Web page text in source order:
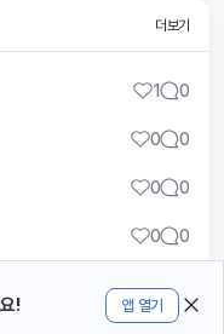
! 앱 열기
더보기
1 0
0 0
0 0
0 0
0